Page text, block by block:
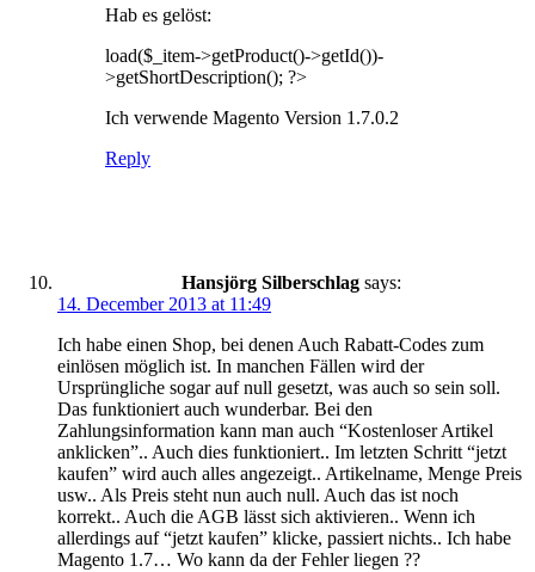
Hab es gelöst:
load($_item->getProduct()->getId())-
>getShortDescription(); ?>
Ich verwende Magento Version 1.7.0.2
Reply
Hansjörg Silberschlag says:
14. December 2013 at 11:49
Ich habe einen Shop, bei denen Auch Rabatt-Codes zum
einlösen möglich ist. In manchen Fällen wird der
Ursprüngliche sogar auf null gesetzt, was auch so sein soll.
Das funktioniert auch wunderbar. Bei den
Zahlungsinformation kann man auch “Kostenloser Artikel
anklicken”.. Auch dies funktioniert.. Im letzten Schritt “jetzt
kaufen” wird auch alles angezeigt.. Artikelname, Menge Preis
usw.. Als Preis steht nun auch null. Auch das ist noch
korrekt.. Auch die AGB lässt sich aktivieren.. Wenn ich
allerdings auf “jetzt kaufen” klicke, passiert nichts.. Ich habe
Magento 1.7… Wo kann da der Fehler liegen ??